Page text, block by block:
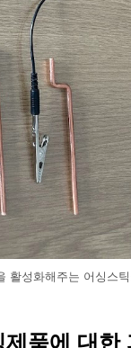
활성화해주는 어싱스
품에 대한